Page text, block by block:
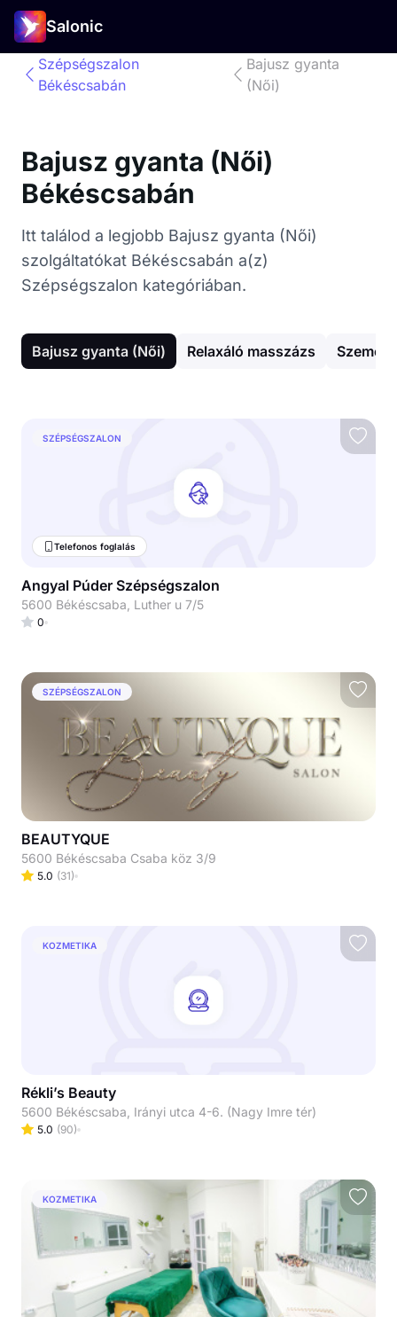
Salonic
Szépségszalon
Békéscsabán
Bajusz gyanta
(Női)
Bajusz gyanta (Női)
Békéscsabán
Itt találod a legjobb Bajusz gyanta (Női)
szolgáltatókat Békéscsabán a(z)
Szépségszalon kategóriában.
Bajusz gyanta (Női) Relaxáló masszázs
SZÉPSÉGSZALON
Telefonos foglalás
Angyal Púder Szépségszalon
5600 Békéscsaba, Luther u 7/5
0
SZÉPSÉGSZALON
BEAUTYQUE
5600 Békéscsaba Csaba köz 3/9
5.0 (31)
KOZMETIKA
Rékli’s Beauty
5600 Békéscsaba, Irányi utca 4-6. (Nagy Imre tér)
5.0 (90)
KOZMETIKA